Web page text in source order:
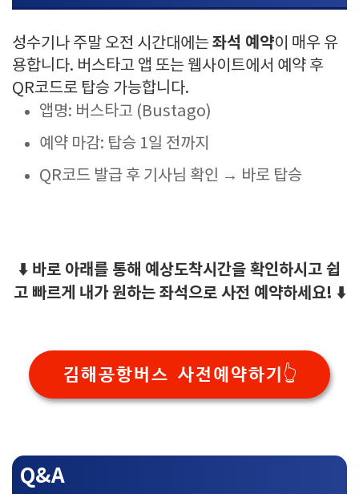
성수기나 주말 오전 시간대에는좌석 예약이 매우 유
용합니다. 버스타고 앱 또는 웹사이트에서 예약 후
QR코드로 탑승 가능합니다.
앱명: 버스타고 (Bustago)
예약 마감: 탑승 1일 전까지
QR코드 발급 후 기사님 확인 → 바로 탑승
⬇️ 바로 아래를 통해 예상도착시간을 확인하시고 쉽
고 빠르게 내가 원하는 좌석으로 사전 예약하세요! ⬇️
김해공항버스 사전예약하기👆
Q&A